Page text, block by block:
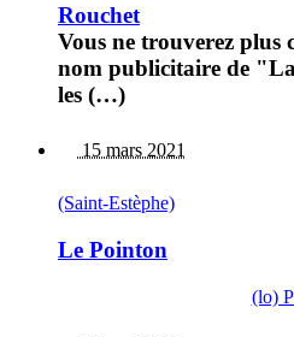
Rouchet
Vous ne trouverez plus
nom publicitaire de
les (…)
15 mars 2021
(Saint-Estèphe)
Le Pointon
(lo)